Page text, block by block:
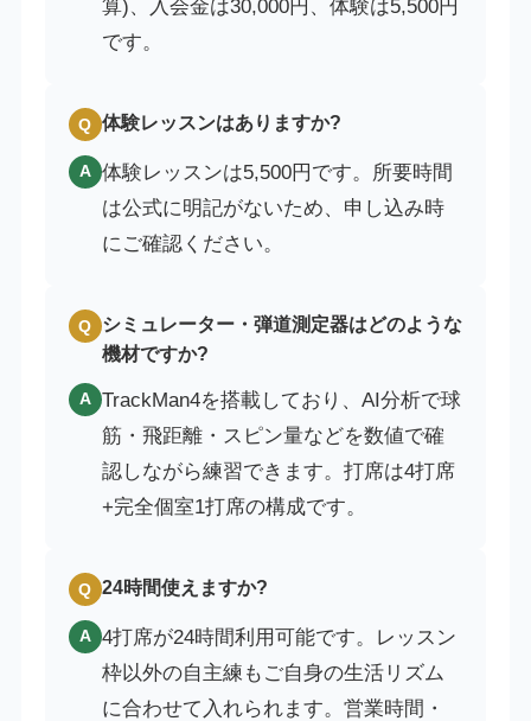
算)、入会金は30,000円、体験は5,500円
です。
Q 体験レッスンはありますか?
A 体験レッスンは5,500円です。所要時間
は公式に明記がないため、申し込み時
にご確認ください。
Q シミュレーター・弾道測定器はどのような
機材ですか?
A TrackMan4を搭載しており、AI分析で球
筋・飛距離・スピン量などを数値で確
認しながら練習できます。打席は4打席
+完全個室1打席の構成です。
Q 24時間使えますか?
A 4打席が24時間利用可能です。レッスン
枠以外の自主練もご自身の生活リズム
に合わせて入れられます。営業時間・